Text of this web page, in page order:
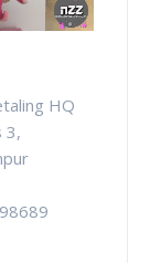
HQ
3,